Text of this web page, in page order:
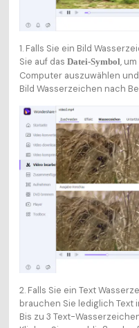
1. Falls Sie ein Bild
Sie auf das Datei-Symbol,
Computer auszuwählen
Bild Wasserzeichen nach
2. Falls Sie ein Text
brauchen Sie lediglich
Bis zu 3 Text-